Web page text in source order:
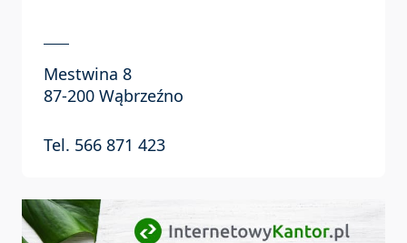
Mestwina 8
87-200 Wąbrzeźno
Tel. 566 871 423